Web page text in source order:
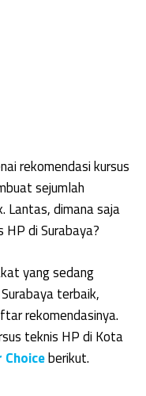
rekomendasi kursus
sejumlah
Lantas, dimana saja
di Surabaya?
yang sedang
terbaik,
rekomendasinya.
teknis HP di Kota
berikut.